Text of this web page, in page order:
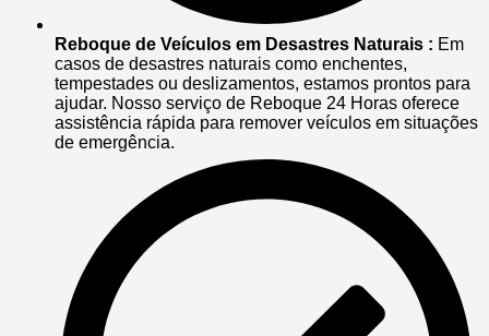
Reboque de Veículos em Desastres Naturais : Em
casos de desastres naturais como enchentes,
tempestades ou deslizamentos, estamos prontos para
ajudar. Nosso serviço de Reboque 24 Horas oferece
assistência rápida para remover veículos em situações
de emergência.